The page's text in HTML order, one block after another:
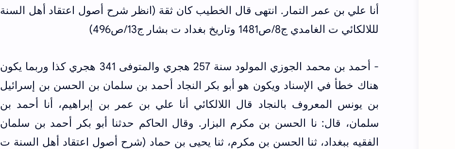
أنا علي بن عمر ‌التمار. انتهى قال الخطيب كان ثقة (انظر شرح أصول اعتقاد أهل السنة
لللالكائي ت الغامدي ج8/ص1481 وتاريخ بغداد ت بشار ج13/ص496)
- أحمد بن محمد الجوزي المولود سنة 257 هجري والمتوفى 341 هجري كذا وربما يكون
هناك خطأ في الإسناد ويكون هو أبو بكر النجاد أحمد بن سلمان بن الحسن بن إسرائيل
بن يونس المعروف بالنجاد قال اللالكائي أنا علي بن عمر بن إبراهيم، أنا أحمد بن
سلمان، قال: نا الحسن بن مكرم البزار. وقال الحاكم حدثنا أبو بكر أحمد بن سلمان
الفقيه ببغداد، ثنا الحسن بن مكرم، ثنا يحيى بن حماد (شرح أصول اعتقاد أهل السنة ت